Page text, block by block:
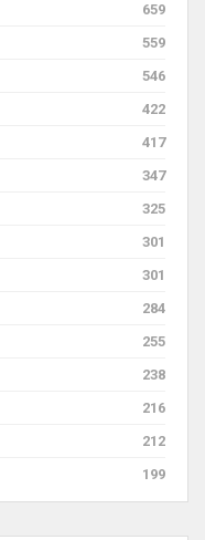
659
559
546
422
417
347
325
301
301
284
255
238
216
212
199